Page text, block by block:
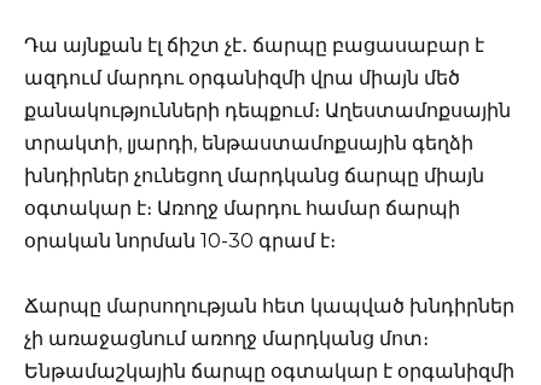
Դա այնքան էլ ճիշտ չէ․ ճարպը բացասաբար է
ազդում մարդու օրգանիզմի վրա միայն մեծ
քանակությունների դեպքում։ Աղեստամոքսային
տրակտի, լյարդի, ենթաստամոքսային գեղձի
խնդիրներ չունեցող մարդկանց ճարպը միայն
օգտակար է։ Առողջ մարդու համար ճարպի
օրական նորման 10-30 գրամ է։
Ճարպը մարսողության հետ կապված խնդիրներ
չի առաջացնում առողջ մարդկանց մոտ։
Ենթամաշկային ճարպը օգտակար է օրգանիզմի